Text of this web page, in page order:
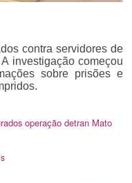
contra servidores de
investigação começou
sobre prisões e
operação detran Mato